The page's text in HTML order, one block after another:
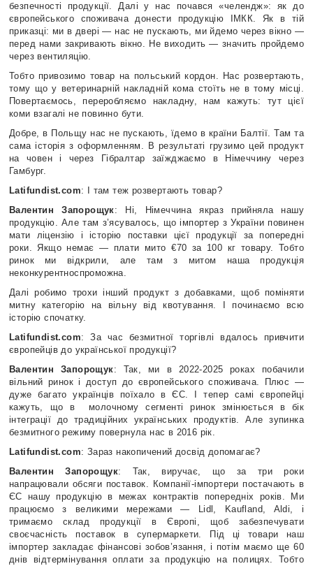
безпечності продукції. Далі у нас почався «челендж»: як до
європейського споживача донести продукцію ІМКК. Як в тій
приказці: ми в двері — нас не пускають, ми йдемо через вікно —
перед нами закривають вікно. Не виходить — значить пройдемо
через вентиляцію.
Тобто привозимо товар на польський кордон. Нас розвертають,
тому що у ветеринарній накладній кома стоїть не в тому місці.
Повертаємось, переробляємо накладну, нам кажуть: тут цієї
коми взагалі не повинно бути.
Добре, в Польщу нас не пускають, їдемо в країни Балтії. Там та
сама історія з оформленням. В результаті грузимо цей продукт
на човен і через Гібралтар заїжджаємо в Німеччину через
Гамбург.
Latifundist.com: І там теж розвертають товар?
Валентин Запорощук: Ні, Німеччина якраз прийняла нашу
продукцію. Але там з’ясувалось, що імпортер з України повинен
мати ліцензію і історію поставки цієї продукції за попередні
роки. Якщо немає — плати мито €70 за 100 кг товару. Тобто
ринок ми відкрили, але там з митом наша продукція
неконкурентноспроможна.
Далі робимо трохи інший продукт з добавками, щоб поміняти
митну категорію на вільну від квотування. І починаємо всю
історію спочатку.
Latifundist.com: За час безмитної торгівлі вдалось привчити
європейців до української продукції?
Валентин Запорощук: Так, ми в 2022-2025 роках побачили
вільний ринок і доступ до європейського споживача. Плюс —
дуже багато українців поїхало в ЄС. І тепер самі європейці
кажуть, що в молочному сегменті ринок змінюється в бік
інтеграції до традиційних українських продуктів. Але зупинка
безмитного режиму повернула нас в 2016 рік.
Latifundist.com: Зараз накопичений досвід допомагає?
Валентин Запорощук: Так, виручає, що за три роки
напрацювали обсяги поставок. Компанії-імпортери постачають в
ЄС нашу продукцію в межах контрактів попередніх років. Ми
працюємо з великими мережами — Lidl, Kaufland, Aldi, і
тримаємо склад продукції в Європі, щоб забезпечувати
своєчасність поставок в супермаркети. Під ці товари наш
імпортер закладає фінансові зобов’язання, і потім маємо ще 60
днів відтермінування оплати за продукцію на полицях. Тобто